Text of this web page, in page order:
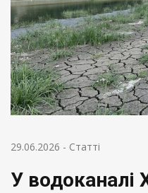
29.06.2026 - Статті
У водоканалі